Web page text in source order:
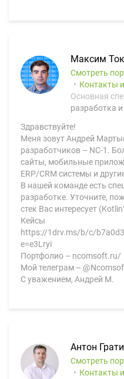
Максим
Смотреть
Контакты
Основная
разработка и
Здравствуйте!
Меня зовут Андрей
разработчиков – NC-1.
сайты, мобильные
ERP/CRM системы и
В нашей команде есть
разработке. Уточните,
стек Вас интересует
Кейсы
https://1drv.ms/b/c/
e=e3Lryi
Портфолио – ncomsoft.ru/
Мой телеграм –
С уважением, Андрей М.
Антон
Смотреть
Контакты